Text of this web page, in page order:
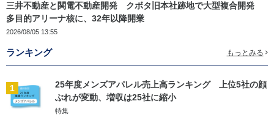
三井不動産と関電不動産開発 クボタ旧本社跡地で大型複合開発
多目的アリーナ核に、32年以降開業
2026/08/05 13:55
ランキング もっとみる
1
25年度メンズアパレル売上高ランキング 上位5社の顔
ぶれが変動、増収は25社に縮小
特集